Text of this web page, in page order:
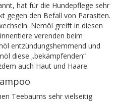
hat für die Hundepflege sehr
gegen den Befall von Parasiten.
Nemöl greift in diesen
verenden beim
entzündungshemmend und
diese „bekämpfenden“
auch Haut und Haare.
Teebaums sehr vielseitig